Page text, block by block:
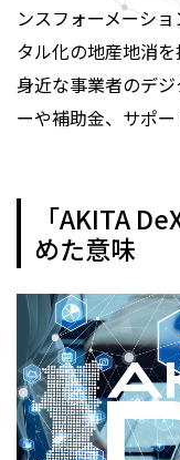
ンスフォーメーシ
タル化の地産地消を
身近な事業者のデ
ーや補助金、サポー
「AKITA
めた意味